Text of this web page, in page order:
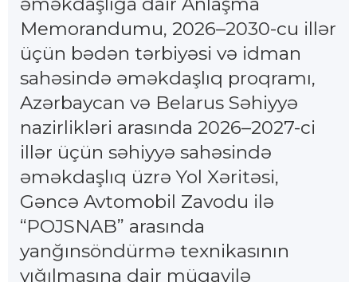
Memorandumu, 2026–2030-cu illər
üçün bədən tərbiyəsi və idman
sahəsində əməkdaşlıq proqramı,
Azərbaycan və Belarus Səhiyyə
nazirlikləri arasında 2026–2027-ci
illər üçün səhiyyə sahəsində
əməkdaşlıq üzrə Yol Xəritəsi,
Gəncə Avtomobil Zavodu ilə
“POJSNAB” arasında
yanğınsöndürmə texnikasının
yığılmasına dair müqavilə